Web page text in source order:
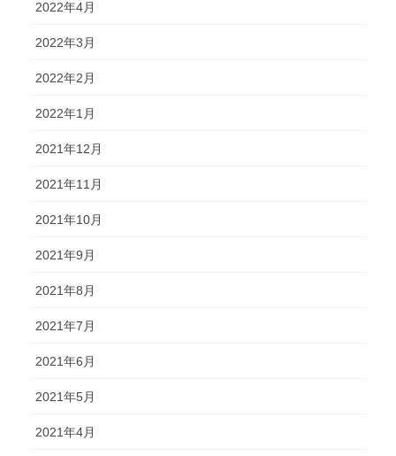
2022年4月
2022年3月
2022年2月
2022年1月
2021年12月
2021年11月
2021年10月
2021年9月
2021年8月
2021年7月
2021年6月
2021年5月
2021年4月